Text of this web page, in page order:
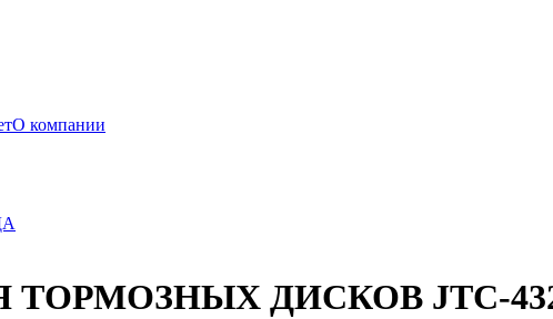
О компании
ДИСКОВ JTC-